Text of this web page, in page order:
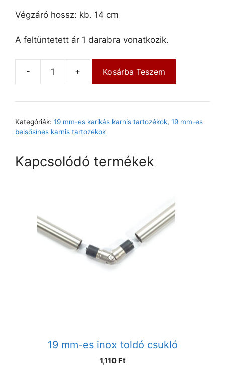
Végzáró hossz: kb. 14 cm
A feltüntetett ár 1 darabra vonatkozik.
- + Kosárba Teszem
Kategóriák: 19 mm-es karikás karnis tartozékok, 19 mm-es
belsősínes karnis tartozékok
Kapcsolódó termékek
19 mm-es inox toldó csukló
1,110 Ft